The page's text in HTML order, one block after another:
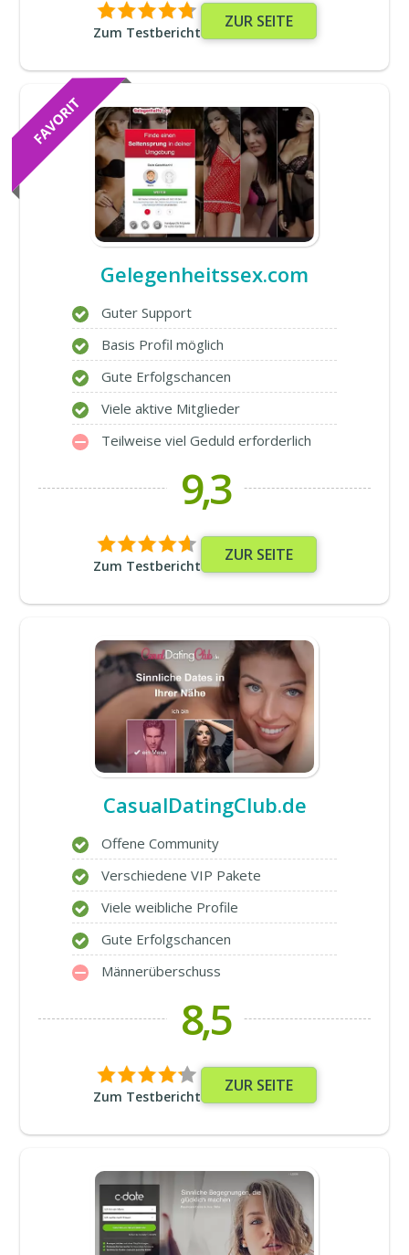
Zum Testbericht
ZUR SEITE
Gelegenheitssex.com
Guter Support
Basis Profil möglich
Gute Erfolgschancen
Viele aktive Mitglieder
Teilweise viel Geduld erforderlich
9,3
Zum Testbericht
ZUR SEITE
CasualDatingClub.de
Offene Community
Verschiedene VIP Pakete
Viele weibliche Profile
Gute Erfolgschancen
Männerüberschuss
8,5
Zum Testbericht
ZUR SEITE